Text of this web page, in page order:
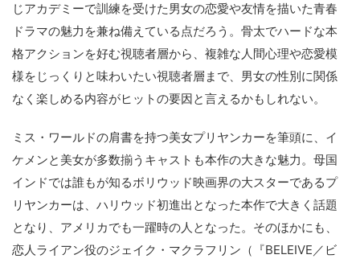
じアカデミーで訓練を受けた男女の恋愛や友情を描いた青春
ドラマの魅力を兼ね備えている点だろう。骨太でハードな本
格アクションを好む視聴者層から、複雑な人間心理や恋愛模
様をじっくりと味わいたい視聴者層まで、男女の性別に関係
なく楽しめる内容がヒットの要因と言えるかもしれない。
ミス・ワールドの肩書を持つ美女プリヤンカーを筆頭に、イ
ケメンと美女が多数揃うキャストも本作の大きな魅力。母国
インドでは誰もが知るボリウッド映画界の大スターであるプ
リヤンカーは、ハリウッド初進出となった本作で大きく話題
となり、アメリカでも一躍時の人となった。そのほかにも、
恋人ライアン役のジェイク・マクラフリン（『BELEIVE／ビ